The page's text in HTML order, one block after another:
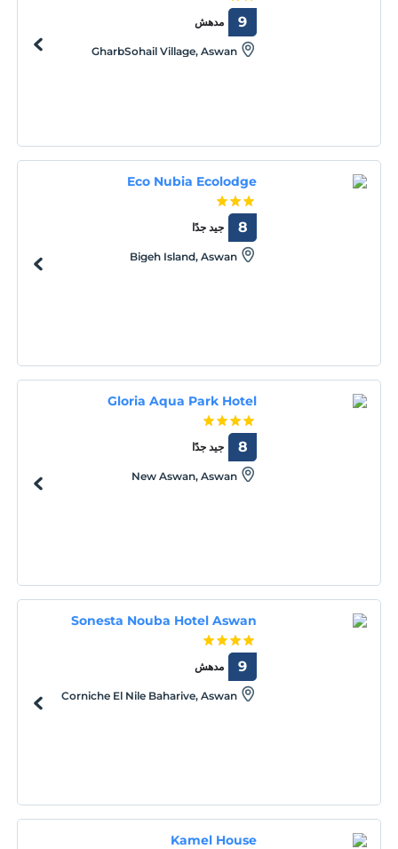
مدهش 9
GharbSohail Village, Aswan
Eco Nubia Ecolodge
جيد جدًا 8
Bigeh Island, Aswan
Gloria Aqua Park Hotel
جيد جدًا 8
New Aswan, Aswan
Sonesta Nouba Hotel Aswan
مدهش 9
Corniche El Nile Baharive, Aswan
Kamel House